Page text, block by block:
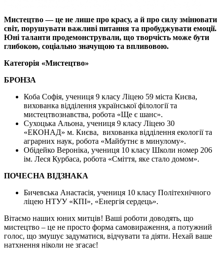
Мистецтво — це не лише про красу, а й про силу змінювати
світ, порушувати важливі питання та пробуджувати емоції.
Юні таланти продемонстрували, що творчість може бути
глибокою, соціально значущою та впливовою.
Категорія «Мистецтво»
БРОНЗА
Коба Софія, учениця 9 класу Ліцею 59 міста Києва,
вихованка відділення української філології та
мистецтвознавства, робота «Ще є шанс».
Сухоцька Альона, учениця 9 класу Ліцею 30
«ЕКОНАД» м. Києва, вихованка відділення екології та
аграрних наук, робота «Майбутнє в минулому».
Обідейко Вероніка, учениця 10 класу Школи номер 206
ім. Леся Курбаса, робота «Сміття, яке стало домом».
ПОЧЕСНА ВІДЗНАКА
Бичевська Анастасія, учениця 10 класу Політехнічного
ліцею НТУУ «КПІ», «Енергія сердець».
Вітаємо наших юних митців! Ваші роботи доводять, що
мистецтво – це не просто форма самовираження, а потужний
голос, що змушує задуматися, відчувати та діяти. Нехай ваше
натхнення ніколи не згасає!